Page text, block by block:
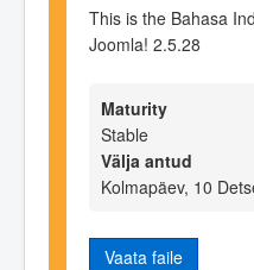
This is the Bahasa
Joomla! 2.5.28
Maturity
Stable
Välja antud
Kolmapäev, 10
Vaata faile